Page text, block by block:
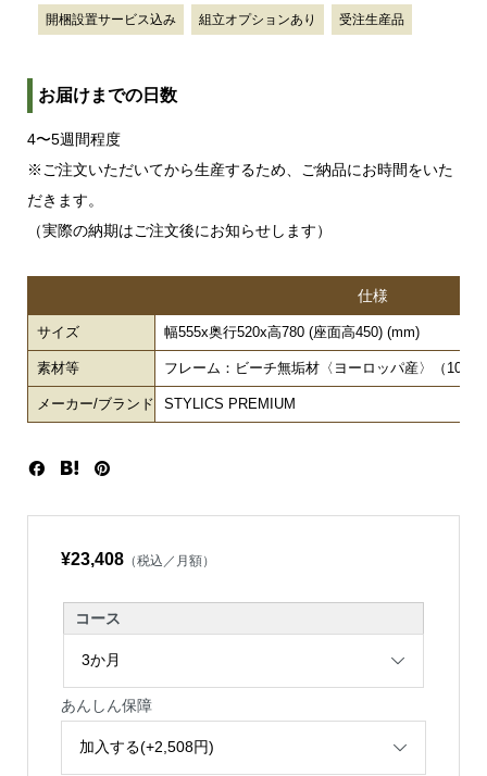
開梱設置サービス込み 組立オプションあり 受注生産品
お届けまでの日数
4〜5週間程度
※ご注文いただいてから生産するため、ご納品にお時間をいた
だきます。
（実際の納期はご注文後にお知らせします）
仕様
サイズ 幅555x奥行520x高780 (座面高450) (mm)
素材等 フレーム：ビーチ無垢材〈ヨーロッパ産〉（10
メーカー/ブランド STYLICS PREMIUM
¥23,408（税込／月額）
コース
あんしん保障